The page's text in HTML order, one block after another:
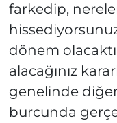
farkedip,
dönem
alacağınız
genelinde
burcunda